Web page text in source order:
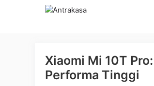
Xiaomi Mi 10T
Performa Tinggi